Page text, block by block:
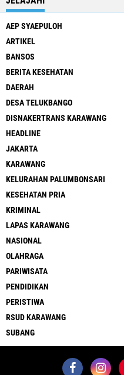
AEP SYAEPULOH
ARTIKEL
BANSOS
BERITA KESEHATAN
DAERAH
DESA TELUKBANGO
DISNAKERTRANS KARAWANG
HEADLINE
JAKARTA
KARAWANG
KELURAHAN PALUMBONSARI
KESEHATAN PRIA
KRIMINAL
LAPAS KARAWANG
NASIONAL
OLAHRAGA
PARIWISATA
PENDIDIKAN
PERISTIWA
RSUD KARAWANG
SUBANG